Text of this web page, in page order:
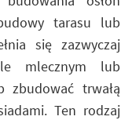
tarasu lub
się zazwyczaj
mlecznym lub
trwałą
Ten rodzaj